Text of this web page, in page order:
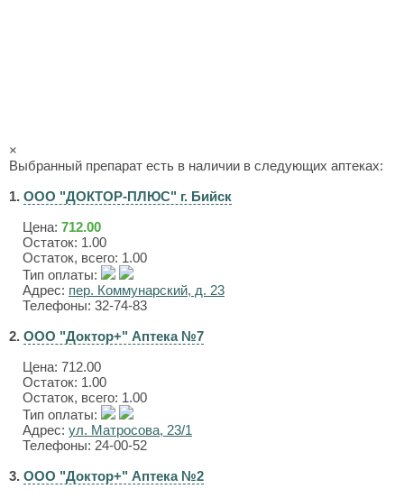
×
Выбранный препарат есть в наличии в следующих аптеках:
1. ООО "ДОКТОР-ПЛЮС" г. Бийск
Цена: 712.00
Остаток: 1.00
Остаток, всего: 1.00
Тип оплаты:
Адрес: пер. Коммунарский, д. 23
Телефоны: 32-74-83
2. ООО "Доктор+" Аптека №7
Цена: 712.00
Остаток: 1.00
Остаток, всего: 1.00
Тип оплаты:
Адрес: ул. Матросова, 23/1
Телефоны: 24-00-52
3. ООО "Доктор+" Аптека №2